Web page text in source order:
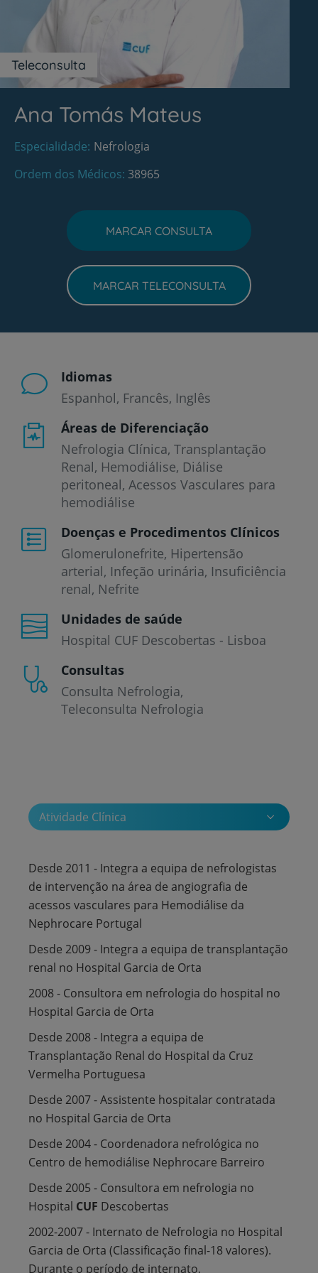
Teleconsulta
Ana Tomás Mateus
Especialidade Nefrologia
Ordem dos Médicos 38965
MARCAR CONSULTA
MARCAR TELECONSULTA
Idiomas
Espanhol Francês Inglês
Áreas de Diferenciação
Nefrologia Clínica, Transplantação
Renal, Hemodiálise, Diálise
peritoneal, Acessos Vasculares para
hemodiálise
Doenças e Procedimentos Clínicos
Glomerulonefrite Hipertensão
arterial Infeção urinária Insuficiência
renal Nefrite
Unidades de saúde
Hospital CUF Descobertas - Lisboa
Consultas
Consulta Nefrologia
Teleconsulta Nefrologia
Atividade Clínica
Desde 2011 - Integra a equipa de nefrologistas
de intervenção na área de angiografia de
acessos vasculares para Hemodiálise da
Nephrocare Portugal
Desde 2009 - Integra a equipa de transplantação
renal no Hospital Garcia de Orta
2008 - Consultora em nefrologia do hospital no
Hospital Garcia de Orta
Desde 2008 - Integra a equipa de
Transplantação Renal do Hospital da Cruz
Vermelha Portuguesa
Desde 2007 - Assistente hospitalar contratada
no Hospital Garcia de Orta
Desde 2004 - Coordenadora nefrológica no
Centro de hemodiálise Nephrocare Barreiro
Desde 2005 - Consultora em nefrologia no
Hospital CUF Descobertas
2002-2007 - Internato de Nefrologia no Hospital
Garcia de Orta (Classificação final-18 valores).
Durante o período de internato,